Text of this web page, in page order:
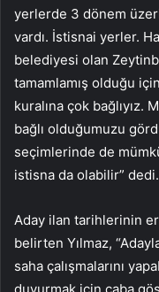
yerlerde 3 dönem
vardı. İstisnai yerler.
belediyesi olan
tamamlamış olduğu
kuralına çok
bağlı olduğumuzu
seçimlerinde de
istisna da olabilir” dedi.
Aday ilan tarihlerinin
belirten Yılmaz,
saha çalışmalarını
duyurmak için çaba